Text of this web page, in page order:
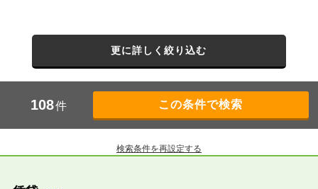
更に詳しく絞り込む
108件
検索条件を再設定する